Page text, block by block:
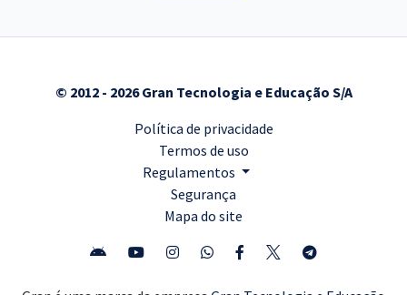
© 2012 - 2026 Gran Tecnologia e Educação S/A
Política de privacidade
Termos de uso
Regulamentos
Segurança
Mapa do site